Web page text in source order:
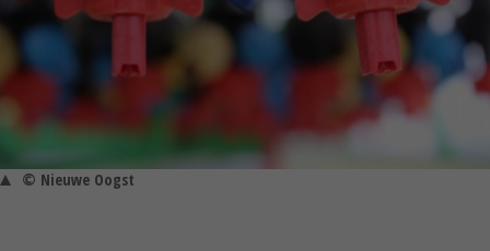
© Nieuwe Oogst